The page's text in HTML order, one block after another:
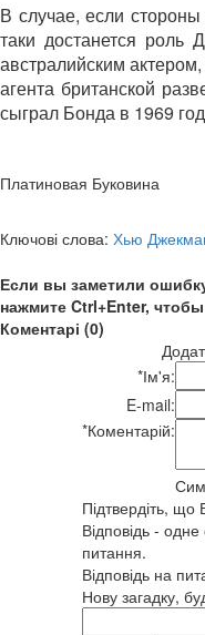
В случае, если
таки достанется роль
австралийским
агента британской
сыграл Бонда в 1969
Платиновая Буковина
Ключові слова: Хью
Если вы заметили
нажмите Ctrl+Enter,
Коментарі (0)
*Ім'я:
E-mail:
*Коментарій:
Підтвердіть,
Відповідь -
питання.
Відповідь на
Нову загадку,